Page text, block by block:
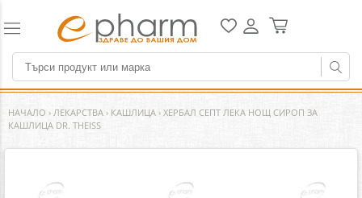
НАЧАЛО › ЛЕКАРСТВА › КАШЛИЦА › ХЕРБАЛ СЕПТ ЛЕКА НОЩ СИРОП ЗА
КАШЛИЦА DR. THEISS